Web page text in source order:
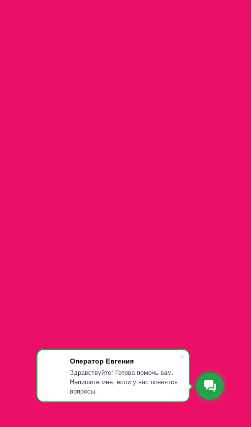
Оператор Евгения
Здравствуйте! Готова помочь вам.
Напишите мне, если у вас появятся
вопросы.